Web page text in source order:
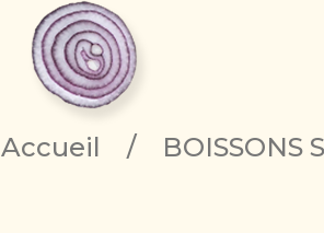
Accueil / BOISSONS